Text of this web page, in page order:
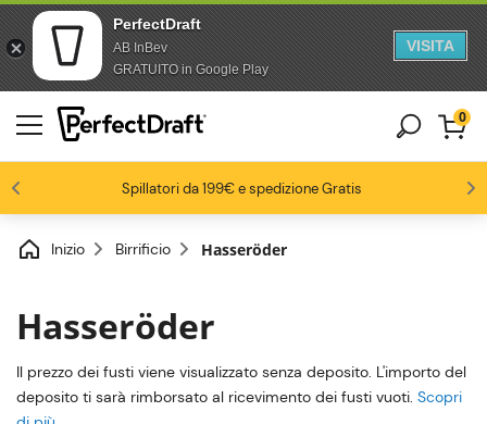
PerfectDraft
AB InBev
GRATUITO in Google Play
VISITA
Salta al contenuto
Passa al piè di pagina
Spillatori da 199€ e spedizione Gratis
-15% da 3 fusti, -20% da 6 fusti
Fino al -20% su una selezione di pack
Gli appassionati di birra ci amano
0
Inizio Birrificio Hasseröder
Hasseröder
Il prezzo dei fusti viene visualizzato senza deposito. L'importo del
deposito ti sarà rimborsato al ricevimento dei fusti vuoti. Scopri